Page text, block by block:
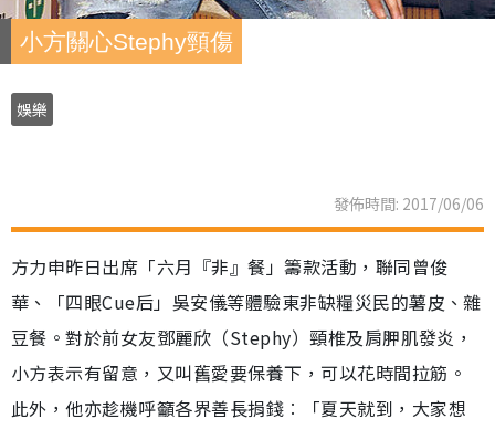
小方關心Stephy頸傷
娛樂
發佈時間: 2017/06/06
方力申昨日出席「六月『非』餐」籌款活動，聯同曾俊
華、「四眼Cue后」吳安儀等體驗東非缺糧災民的薯皮、雜
豆餐。對於前女友鄧麗欣（Stephy）頸椎及肩胛肌發炎，
小方表示有留意，又叫舊愛要保養下，可以花時間拉筋。
此外，他亦趁機呼籲各界善長捐錢︰「夏天就到，大家想